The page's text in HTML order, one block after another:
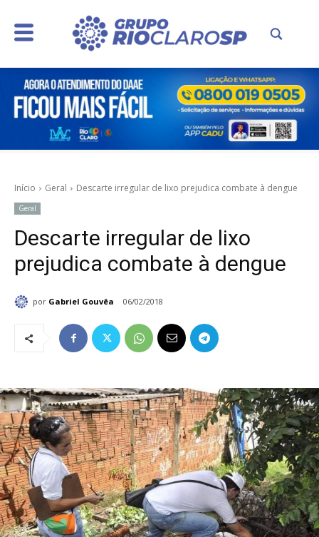
Início Geral Descarte irregular de lixo prejudica combate à dengue
Geral
Descarte irregular de lixo
prejudica combate à dengue
por Gabriel Gouvêa 06/02/2018